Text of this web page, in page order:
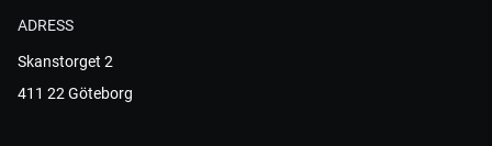
ADRESS
Skanstorget 2
411 22 Göteborg